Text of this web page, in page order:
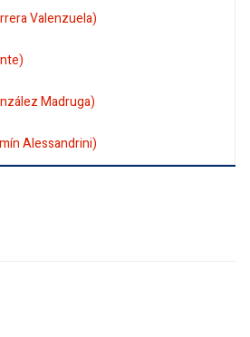
Valenzuela)
Madruga)
Alessandrini)